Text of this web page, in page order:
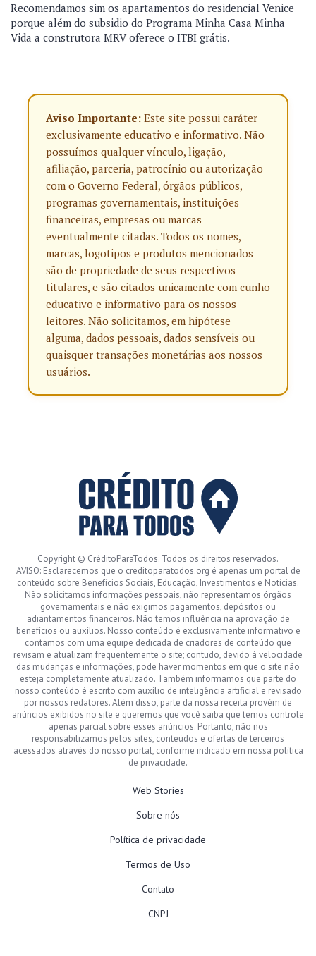
Recomendamos sim os apartamentos do residencial Venice
porque além do subsidio do Programa Minha Casa Minha
Vida a construtora MRV oferece o ITBI grátis.
Aviso Importante: Este site possui caráter
exclusivamente educativo e informativo. Não
possuímos qualquer vínculo, ligação,
afiliação, parceria, patrocínio ou autorização
com o Governo Federal, órgãos públicos,
programas governamentais, instituições
financeiras, empresas ou marcas
eventualmente citadas. Todos os nomes,
marcas, logotipos e produtos mencionados
são de propriedade de seus respectivos
titulares, e são citados unicamente com cunho
educativo e informativo para os nossos
leitores. Não solicitamos, em hipótese
alguma, dados pessoais, dados sensíveis ou
quaisquer transações monetárias aos nossos
usuários.
Copyright © CréditoParaTodos. Todos os direitos reservados.
AVISO: Esclarecemos que o creditoparatodos.org é apenas um portal de
conteúdo sobre Benefícios Sociais, Educação, Investimentos e Notícias.
Não solicitamos informações pessoais, não representamos órgãos
governamentais e não exigimos pagamentos, depósitos ou
adiantamentos financeiros. Não temos influência na aprovação de
benefícios ou auxílios. Nosso conteúdo é exclusivamente informativo e
contamos com uma equipe dedicada de criadores de conteúdo que
revisam e atualizam frequentemente o site; contudo, devido à velocidade
das mudanças e informações, pode haver momentos em que o site não
esteja completamente atualizado. Também informamos que parte do
nosso conteúdo é escrito com auxílio de inteligência artificial e revisado
por nossos redatores. Além disso, parte da nossa receita provém de
anúncios exibidos no site e queremos que você saiba que temos controle
apenas parcial sobre esses anúncios. Portanto, não nos
responsabilizamos pelos sites, conteúdos e ofertas de terceiros
acessados através do nosso portal, conforme indicado em nossa política
de privacidade.
Web Stories
Sobre nós
Política de privacidade
Termos de Uso
Contato
CNPJ